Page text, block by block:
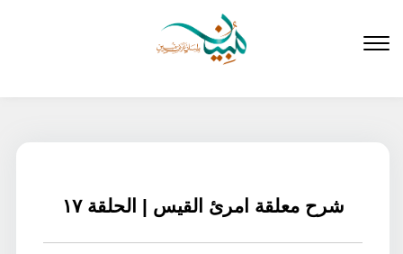
المحتوى
شرح معلقة امرئ القيس | الحلقة ١٧